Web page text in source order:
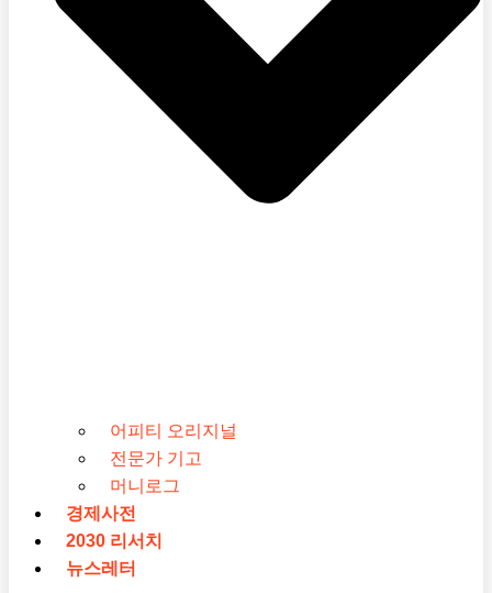
어피티 오리지널
전문가 기고
머니로그
경제사전
2030 리서치
뉴스레터